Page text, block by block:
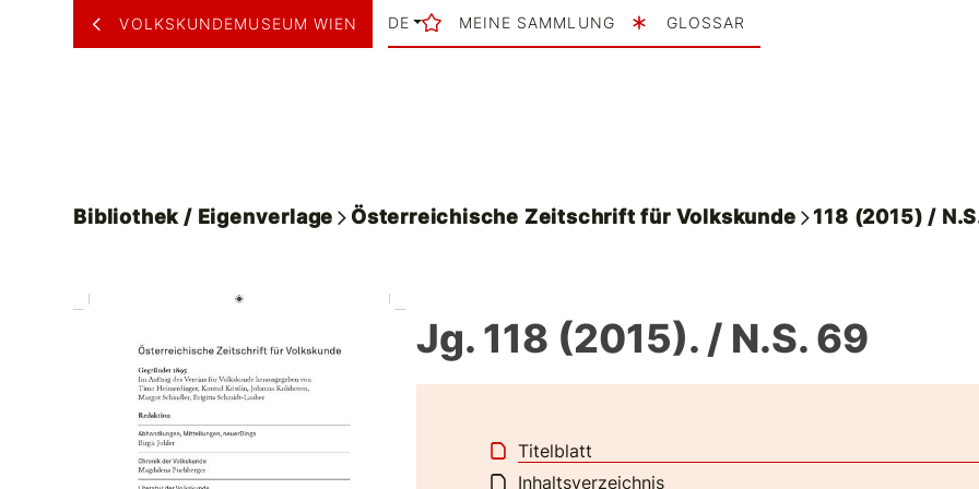
VOLKSKUNDEMUSEUM WIEN DE MEINE SAMMLUNG GLOSSAR
Bibliothek / Eigenverlage Österreichische Zeitschrift für Volkskunde 118 (2015) /
Jg. 118 (2015). / N.S. 69
Titelblatt
Inhaltsverzeichnis